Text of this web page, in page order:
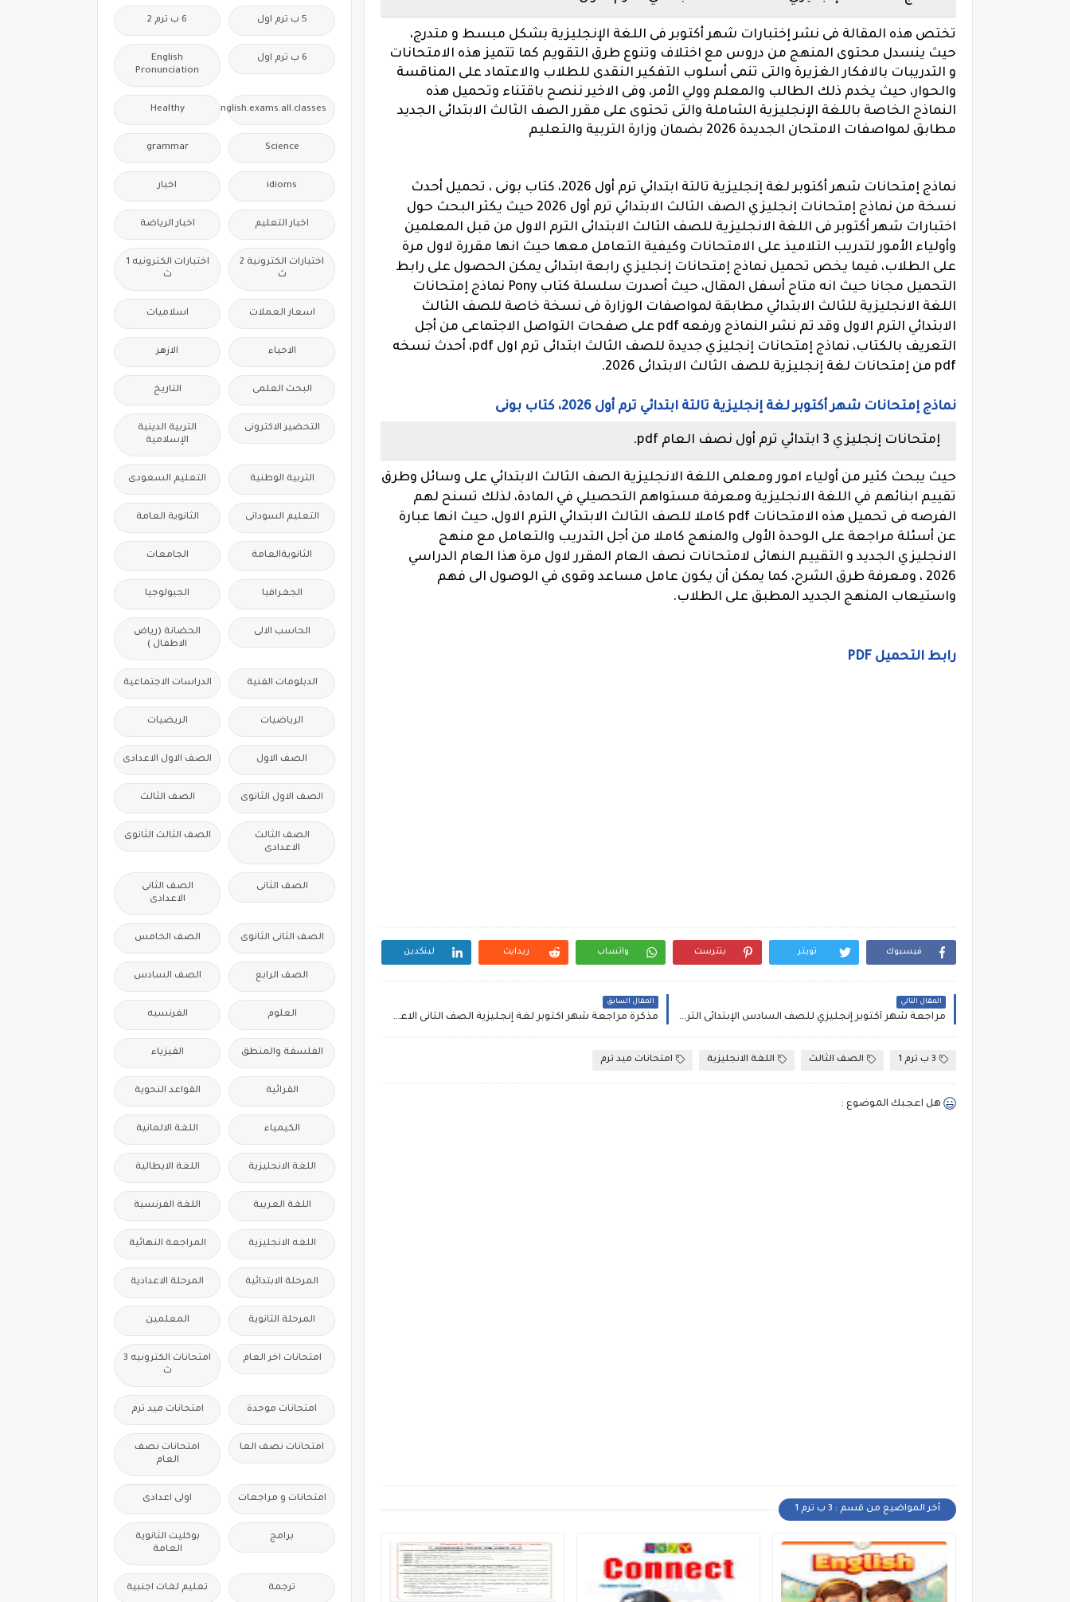
تختص هذه المقالة فى نشر إختبارات شهر أكتوبر فى اللغة الإنجليزية بشكل مبسط و متدرج،
حيث ينسدل محتوى المنهج من دروس مع اختلاف وتنوع طرق التقويم كما تتميز هذه الامتحانات
و التدريبات بالافكار الغزيرة والتى تنمى أسلوب التفكير النقدى للطلاب والاعتماد على المناقسة
والحوار، حيث يخدم ذلك الطالب والمعلم وولي الأمر، وفى الاخير ننصح باقتناء وتحميل هذه
النماذج الخاصة باللغة الإنجليزية الشاملة والتى تحتوى على مقرر الصف الثالث الابتدائى الجديد
مطابق لمواصفات الامتحان الجديدة 2026 بضمان وزارة التربية والتعليم
نماذج إمتحانات شهر أكتوبر لغة إنجليزية تالتة ابتدائي ترم أول 2026، كتاب بونى ، تحميل أحدث
نسخة من نماذج إمتحانات إنجليزي الصف الثالث الابتدائي ترم أول 2026 حيث يكثر البحث حول
اختبارات شهر أكتوبر فى اللغة الانجليزية للصف الثالث الابتدائى الترم الاول من قبل المعلمين
وأولياء الأمور لتدريب التلاميذ على الامتحانات وكيفية التعامل معها حيث انها مقررة لاول مرة
على الطلاب، فيما يخص تحميل نماذج إمتحانات إنجليزي رابعة ابتدائى يمكن الحصول على رابط
التحميل مجانا حيث انه متاح أسفل المقال، حيث أصدرت سلسلة كتاب Pony نماذج إمتحانات
اللغة الانجليزية للثالث الابتدائي مطابقة لمواصفات الوزارة فى نسخة خاصة للصف الثالث
الابتدائي الترم الاول وقد تم نشر النماذج ورفعه pdf على صفحات التواصل الاجتماعى من أجل
التعريف بالكتاب، نماذج إمتحانات إنجليزي جديدة للصف الثالث ابتدائى ترم اول pdf، أحدث نسخه
pdf من إمتحانات لغة إنجليزية للصف الثالث الابتدائى 2026.
نماذج إمتحانات شهر أكتوبر لغة إنجليزية تالتة ابتدائي ترم أول 2026، كتاب بونى
إمتحانات إنجليزي 3 ابتدائي ترم أول نصف العام pdf.
حيث يبحث كثير من أولياء امور ومعلمى اللغة الانجليزية الصف الثالث الابتدائي على وسائل وطرق
تقييم ابنائهم في اللغة الانجليزية ومعرفة مستواهم التحصيلي في المادة، لذلك تسنح لهم
الفرصه فى تحميل هذه الامتحانات pdf كاملا للصف الثالث الابتدائي الترم الاول، حيث انها عبارة
عن أسئلة مراجعة على الوحدة الأولى والمنهج كاملا من أجل التدريب والتعامل مع منهج
الانجليزي الجديد و التقييم النهائى لامتحانات نصف العام المقرر لاول مرة هذا العام الدراسي
2026 ، ومعرفة طرق الشرح، كما يمكن أن يكون عامل مساعد وقوى في الوصول الى فهم
واستيعاب المنهج الجديد المطبق على الطلاب.
رابط التحميل PDF
فيسبوك تويتر بنترست واتساب ريدايت لينكدين
المقال التالي
مراجعة شهر أكتوبر إنجليزي للصف السادس الإبتدائى الترم الاول المنهج الجديد، اسئلة شاملة على الوحدة الأولى والثانية. اعداد مستر عبدالنبى وعريفة
المقال السابق
مذكرة مراجعة شهر اكتوبر لغة إنجليزية الصف الثانى الاعدادى الترم الاول مستر أحمد صابر
3 ب ترم 1 الصف الثالث اللغة الانجليزية امتحانات ميد ترم
هل اعجبك الموضوع :
أخر المواضيع من قسم : 3 ب ترم 1
5 ب ترم اول 6 ب ترم 2
6 ب ترم اول
English
Pronunciation
Free.English.exams.all.classes
Healthy
Science
grammar
idioms اخبار
اخبار التعليم اخبار الرياضة
اختبارات الكترونية 2
ث
اختبارات الكترونيه 1
ث
اسعار العملات اسلاميات
الاحياء الازهر
البحث العلمى التاريخ
التحضير الاكترونى
التربية الدينية
الإسلامية
التربية الوطنية التعليم السعودى
التعليم السودانى الثانوية العامة
الثانويةالعامة الجامعات
الجغرافيا الجيولوجيا
الحاسب الالى
الحضانة (رياض
الاطفال )
الدبلومات الفنية الدراسات الاجتماعية
الرياضيات الريضيات
الصف الاول الصف الاول الاعدادى
الصف الاول الثانوى الصف الثالث
الصف الثالث
الاعدادى
الصف الثالث الثانوى
الصف الثانى
الصف الثانى
الاعدادى
الصف الثانى الثانوى الصف الخامس
الصف الرابع الصف السادس
العلوم الفرنسيه
الفلسفة والمنطق الفيزياء
القرائية القواعد النحوية
الكيمياء اللغة الالمانية
اللغة الانجليزية اللغة الايطالية
اللغة العربية اللغة الفرنسية
اللغه الانجليزية المراجعة النهائية
المرحلة الابتدائية المرحلة الاعدادية
المرحلة الثانوية المعلمين
امتحانات اخر العام
امتحانات الكترونيه 3
ث
امتحانات موحدة امتحانات ميد ترم
امتحانات نصف العا
امتحانات نصف
العام
امتحانات و مراجعات اولى اعدادى
برامج
بوكليت الثانوية
العامة
ترجمة تعليم لغات اجنبية